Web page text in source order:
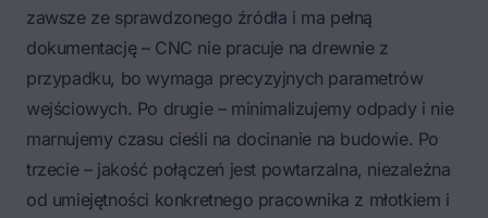
zawsze ze sprawdzonego źródła i ma pełną
dokumentację – CNC nie pracuje na drewnie z
przypadku, bo wymaga precyzyjnych parametrów
wejściowych. Po drugie – minimalizujemy odpady i nie
marnujemy czasu cieśli na docinanie na budowie. Po
trzecie – jakość połączeń jest powtarzalna, niezależna
od umiejętności konkretnego pracownika z młotkiem i